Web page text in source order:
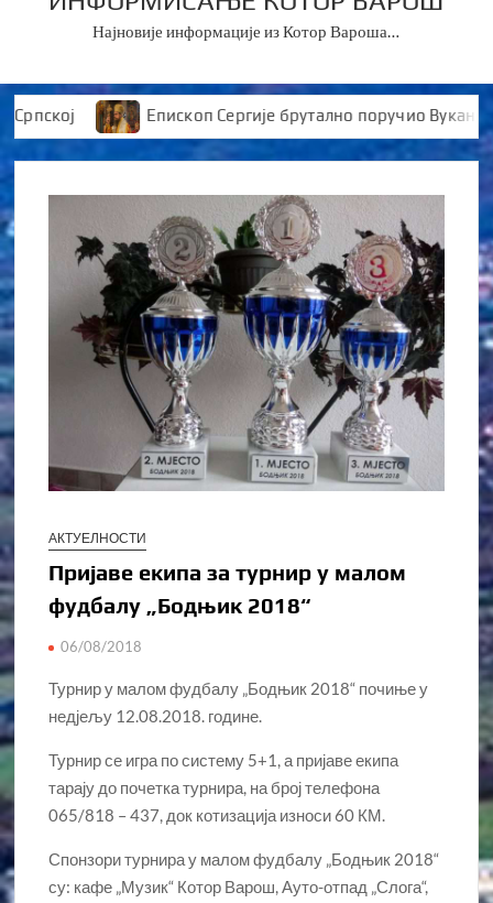
Најновије информације из Котор Вароша…
Епископ Сергије брутално поручио
АКТУЕЛНОСТИ
Пријаве екипа за турнир у малом
фудбалу „Бодњик 2018“
06/08/2018
Турнир у малом фудбалу „Бодњик 2018“ почиње у
недјељу 12.08.2018. године.
Турнир се игра по систему 5+1, а пријаве екипа
тарају до почетка турнира, на број телефона
065/818 – 437, док котизација износи 60 КМ.
Спонзори турнира у малом фудбалу „Бодњик 2018“
су: кафе „Музик“ Котор Варош, Ауто-отпад „Слога“,